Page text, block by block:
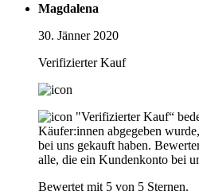
Magdalena
30. Jänner 2020
Verifizierter Kauf
"Verifizierter Kauf“
Käufer:innen abgegeben
bei uns gekauft haben.
alle, die ein Kundenkonto bei
Bewertet mit 5 von 5 Sternen.